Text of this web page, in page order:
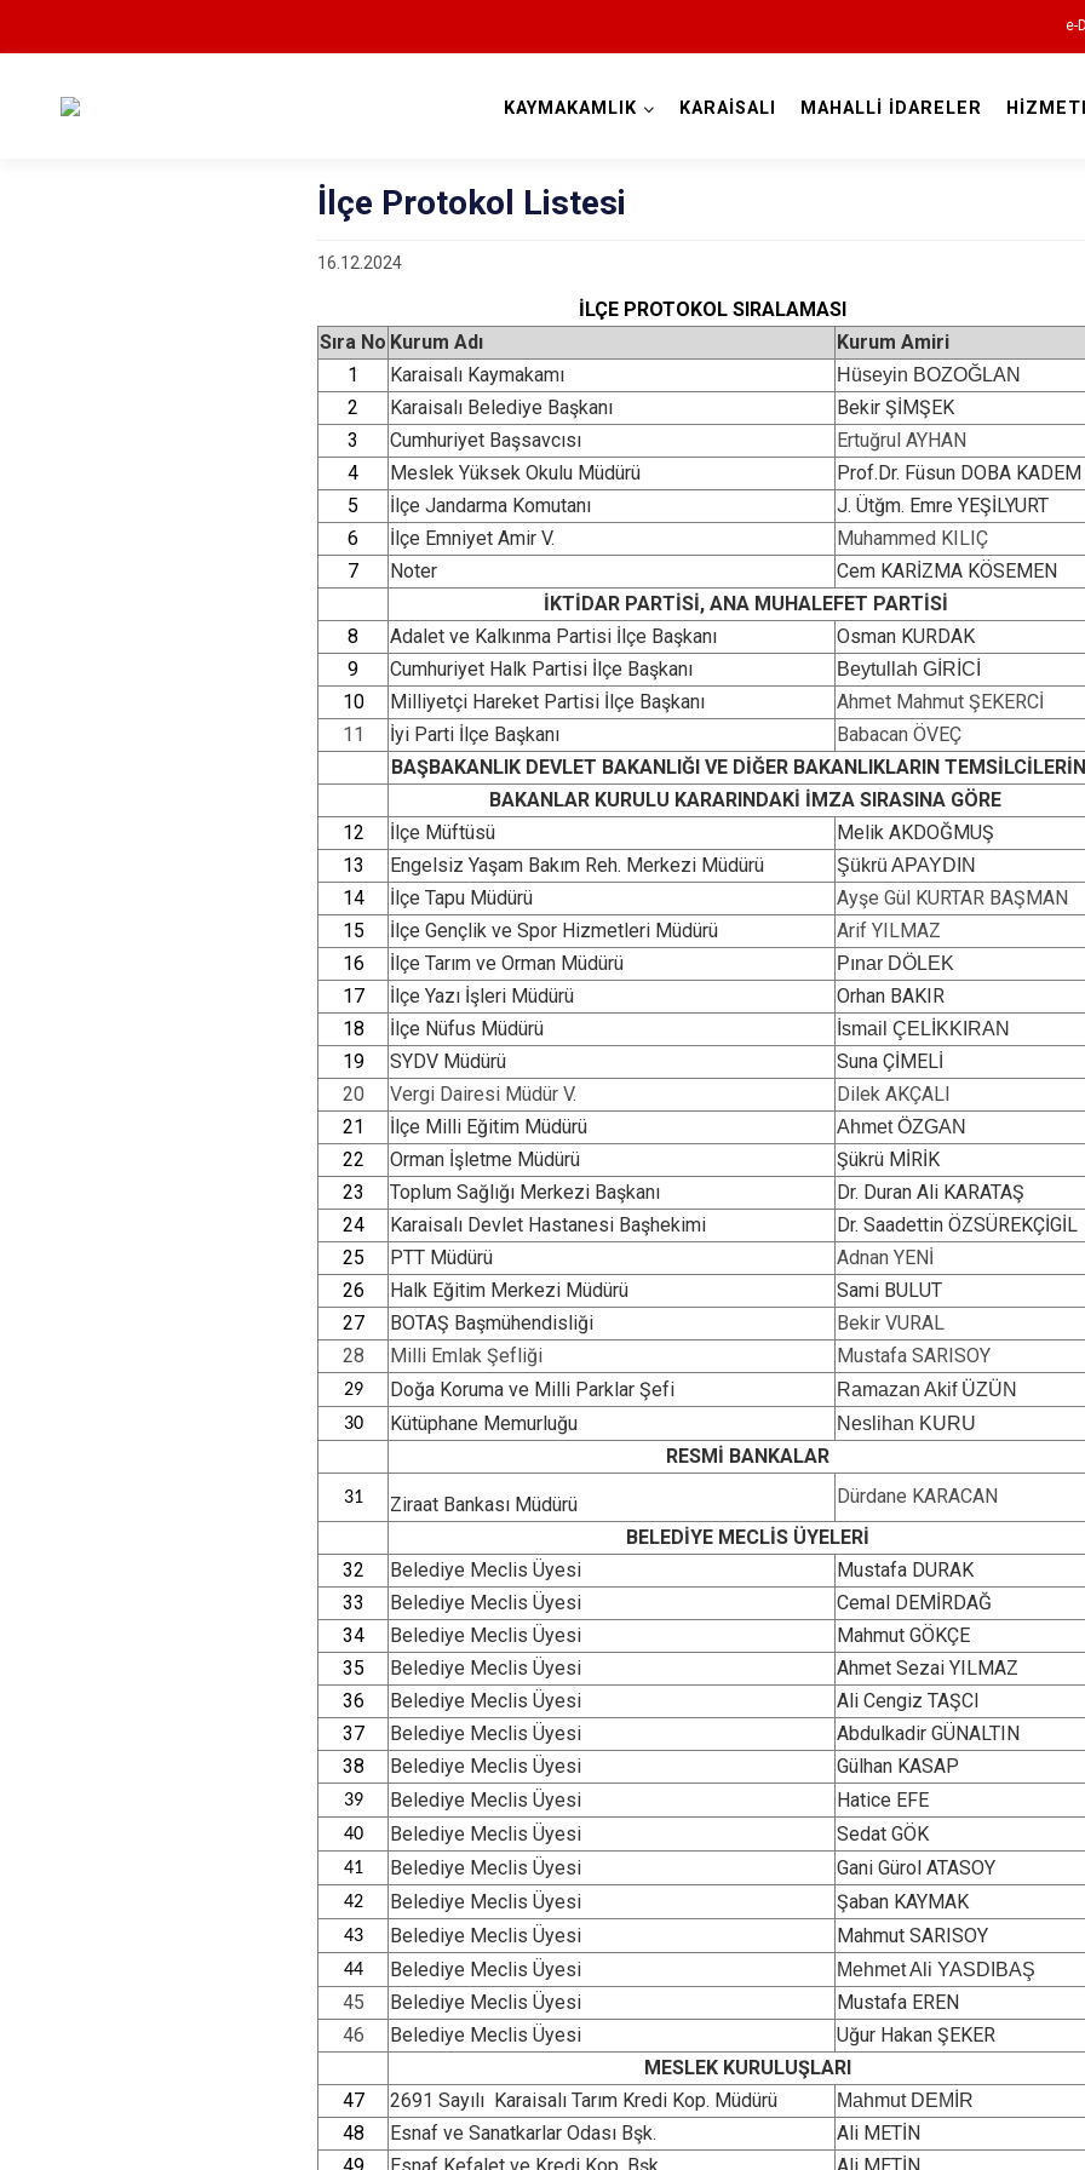
e-
Aladağ
Feke
İmamoğlu
Karaisalı
Karataş
Pozantı
KAYMAKAMLIK KARAİSALI MAHALLİ İDARELER
İlçe Protokol Listesi
16.12.2024
İLÇE PROTOKOL SIRALAMASI
Sıra No Kurum Adı
Kurum Amiri
1
Karaisalı Kaymakamı Hüseyin BOZOĞLAN
2 Karaisalı Belediye Başkanı
Bekir ŞİMŞEK
3
Cumhuriyet Başsavcısı
Ertuğrul AYHAN
4
Meslek Yüksek Okulu Müdürü
Prof.Dr. Füsun DOBA KADEM
5
İlçe Jandarma Komutanı
J. Ütğm. Emre YEŞİLYURT
6
İlçe Emniyet Amir V.
Muhammed KILIÇ
7
Noter
Cem KARİZMA KÖSEMEN
İKTİDAR PARTİSİ, ANA MUHALEFET PARTİSİ
8
Adalet ve Kalkınma Partisi İlçe Başkanı
Osman KURDAK
9
Cumhuriyet Halk Partisi İlçe Başkanı Beytullah GİRİCİ
10 Milliyetçi Hareket Partisi İlçe Başkanı
Ahmet Mahmut ŞEKERCİ
11
İyi Parti İlçe Başkanı
Babacan ÖVEÇ
BAŞBAKANLIK DEVLET BAKANLIĞI VE DİĞER BAKANLIKLARIN
BAKANLAR KURULU KARARINDAKİ İMZA SIRASINA GÖRE
12
İlçe Müftüsü
Melik AKDOĞMUŞ
13
Engelsiz Yaşam Bakım Reh. Merkezi Müdürü Şükrü APAYDIN
14 İlçe Tapu Müdürü
Ayşe Gül KURTAR BAŞMAN
15
İlçe Gençlik ve Spor Hizmetleri Müdürü
Arif YILMAZ
16
İlçe Tarım ve Orman Müdürü Pınar DÖLEK
17 İlçe Yazı İşleri Müdürü
Orhan BAKIR
18
İlçe Nüfus Müdürü İsmail ÇELİKKIRAN
19 SYDV Müdürü
Suna ÇİMELİ
20
Vergi Dairesi Müdür V.
Dilek AKÇALI
21
İlçe Milli Eğitim Müdürü Ahmet ÖZGAN
22 Orman İşletme Müdürü
Şükrü MİRİK
23
Toplum Sağlığı Merkezi Başkanı
Dr. Duran Ali KARATAŞ
24
Karaisalı Devlet Hastanesi Başhekimi
Dr. Saadettin ÖZSÜREKÇİGİL
25
PTT Müdürü
Adnan YENİ
26
Halk Eğitim Merkezi Müdürü
Sami BULUT
27
BOTAŞ Başmühendisliği
Bekir VURAL
28
Milli Emlak Şefliği Mustafa SARISOY
29 Doğa Koruma ve Milli Parklar Şefi Ramazan Akif ÜZÜN
30 Kütüphane Memurluğu Neslihan KURU
RESMİ BANKALAR
31 Ziraat Bankası Müdürü
Dürdane KARACAN
BELEDİYE MECLİS ÜYELERİ
32
Belediye Meclis Üyesi
Mustafa DURAK
33
Belediye Meclis Üyesi
Cemal DEMİRDAĞ
34
Belediye Meclis Üyesi
Mahmut GÖKÇE
35
Belediye Meclis Üyesi
Ahmet Sezai YILMAZ
36
Belediye Meclis Üyesi
Ali Cengiz TAŞCI
37
Belediye Meclis Üyesi
Abdulkadir GÜNALTIN
38
Belediye Meclis Üyesi Gülhan KASAP
39 Belediye Meclis Üyesi Hatice EFE
40 Belediye Meclis Üyesi Sedat GÖK
41 Belediye Meclis Üyesi Gani Gürol ATASOY
42 Belediye Meclis Üyesi Şaban KAYMAK
43 Belediye Meclis Üyesi Mahmut SARISOY
44 Belediye Meclis Üyesi Mehmet Ali YASDIBAŞ
45 Belediye Meclis Üyesi
Mustafa EREN
46
Belediye Meclis Üyesi
Uğur Hakan ŞEKER
MESLEK KURULUŞLARI
47
2691 Sayılı Karaisalı Tarım Kredi Kop. Müdürü Mahmut DEMİR
48 Esnaf ve Sanatkarlar Odası Bşk.
Ali METİN